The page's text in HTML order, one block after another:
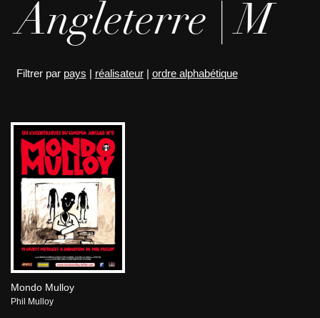
Angleterre | M
Filtrer par pays | réalisateur| ordre alphabétique
Mondo Mulloy
Phil Mulloy